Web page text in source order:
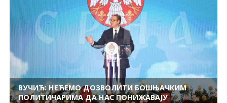
ВУЧИЋ: НЕЋЕМО ДОЗВОЛИТИ БОШЊАЧКИМ
ПОЛИТИЧАРИМА ДА НАС ПОНИЖАВАЈУ